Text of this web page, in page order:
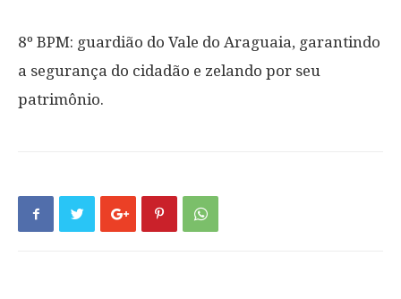
8º BPM: guardião do Vale do Araguaia, garantindo
a segurança do cidadão e zelando por seu
patrimônio.